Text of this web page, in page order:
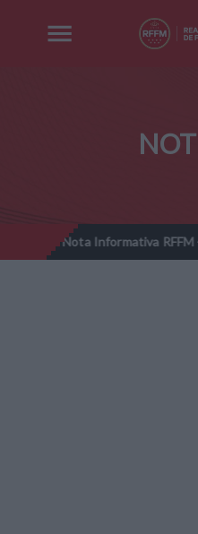
Informativa RFFM - Propuesta